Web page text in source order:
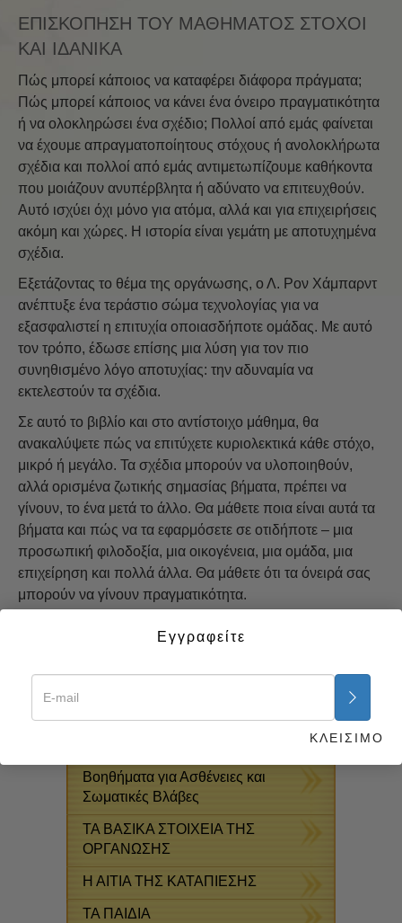
ΕΠΙΣΚΟΠΗΣΗ ΤΟΥ ΜΑΘΗΜΑΤΟΣ ΣΤΟΧΟΙ
ΚΑΙ ΙΔΑΝΙΚΑ
Πώς μπορεί κάποιος να καταφέρει διάφορα πράγματα;
Πώς μπορεί κάποιος να κάνει ένα όνειρο πραγματικότητα
ή να ολοκληρώσει ένα σχέδιο; Πολλοί από εμάς φαίνεται
να έχουμε απραγματοποίητους στόχους ή ανολοκλήρωτα
σχέδια και πολλοί από εμάς αντιμετωπίζουμε καθήκοντα
που μοιάζουν ανυπέρβλητα ή αδύνατο να επιτευχθούν.
Αυτό ισχύει όχι μόνο για ατόμα, αλλά και για επιχειρήσεις
ακόμη και χώρες. Η ιστορία είναι γεμάτη με αποτυχημένα
σχέδια.
Εξετάζοντας το θέμα της οργάνωσης, ο Λ. Ρον Χάμπαρντ
ανέπτυξε ένα τεράστιο σώμα τεχνολογίας για να
εξασφαλιστεί η επιτυχία οποιασδήποτε ομάδας. Με αυτό
τον τρόπο, έδωσε επίσης μια λύση για τον πιο
συνηθισμένο λόγο αποτυχίας: την αδυναμία να
εκτελεστούν τα σχέδια.
Σε αυτό το βιβλίο και στο αντίστοιχο μάθημα, θα
ανακαλύψετε πώς να επιτύχετε κυριολεκτικά κάθε στόχο,
μικρό ή μεγάλο. Τα σχέδια μπορούν να υλοποιηθούν,
αλλά ορισμένα ζωτικής σημασίας βήματα, πρέπει να
γίνουν, το ένα μετά το άλλο. Θα μάθετε ποια είναι αυτά τα
βήματα και πώς να τα εφαρμόσετε σε οτιδήποτε – μια
προσωπική φιλοδοξία, μια οικογένεια, μια ομάδα, μια
επιχείρηση και πολλά άλλα. Θα μάθετε ότι τα όνειρά σας
μπορούν να γίνουν πραγματικότητα.
ΔΩΡΕΆΝ ONLINE
ΦΑΡΜΑΚΑ ΚΑΙ ΝΑΡΚΩΤΙΚΑ: ΤΟ
Βοηθήματα για Ασθένειες και
Σωματικές Βλάβες
ΤΑ ΒΑΣΙΚΑ ΣΤΟΙΧΕΙΑ ΤΗΣ
ΟΡΓΑΝΩΣΗΣ
Η ΑΙΤΙΑ ΤΗΣ ΚΑΤΑΠΙΕΣΗΣ
ΤΑ ΠΑΙΔΙΑ
Εγγραφείτε
ΚΛΕΙΣΙΜΟ